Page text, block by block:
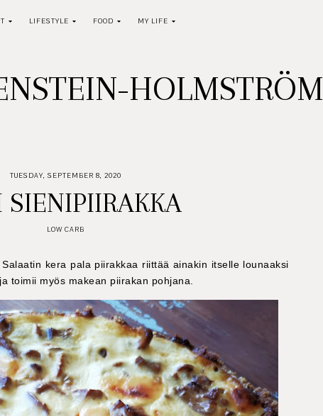
LIFESTYLE FOOD MY LIFE
HOLMSTRÖM
TUESDAY, SEPTEMBER 8, 2020
SIENIPIIRAKKA
LOW CARB
kera pala piirakkaa riittää ainakin itselle lounaaksi
toimii myös makean piirakan pohjana.